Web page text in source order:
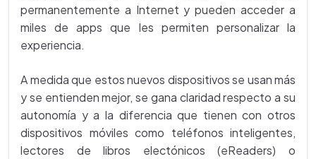
permanentemente a Internet y pueden acceder a
miles de apps que les permiten personalizar la
experiencia.
A medida que estos nuevos dispositivos se usan más
y se entienden mejor, se gana claridad respecto a su
autonomía y a la diferencia que tienen con otros
dispositivos móviles como teléfonos inteligentes,
lectores de libros electónicos (eReaders) o